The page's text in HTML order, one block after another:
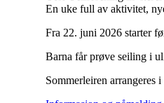
En uke full av aktivitet,
Fra 22. juni 2026 starter
Barna får prøve seiling i
Sommerleiren arrangeres